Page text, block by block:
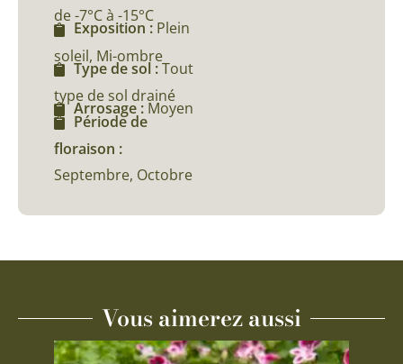
de -7°C à -15°C
Exposition : Plein
soleil, Mi-ombre
Type de sol :Tout
type de sol drainé
Arrosage : Moyen
Période de
floraison :
Septembre, Octobre
Vous aimerez aussi